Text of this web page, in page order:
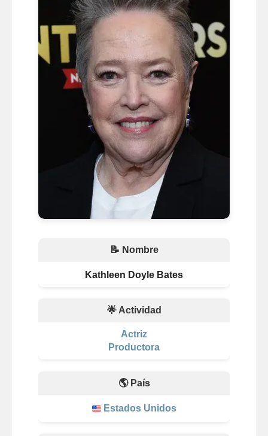
📝 Nombre
Kathleen Doyle Bates
🌟 Actividad
Actriz
Productora
🌎 País
Estados Unidos